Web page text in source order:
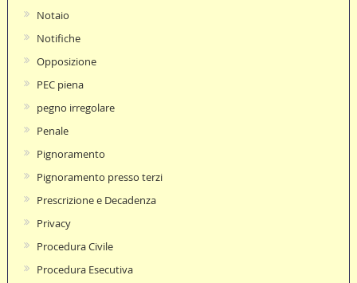
Notaio
Notifiche
Opposizione
PEC piena
pegno irregolare
Penale
Pignoramento
Pignoramento presso terzi
Prescrizione e Decadenza
Privacy
Procedura Civile
Procedura Esecutiva